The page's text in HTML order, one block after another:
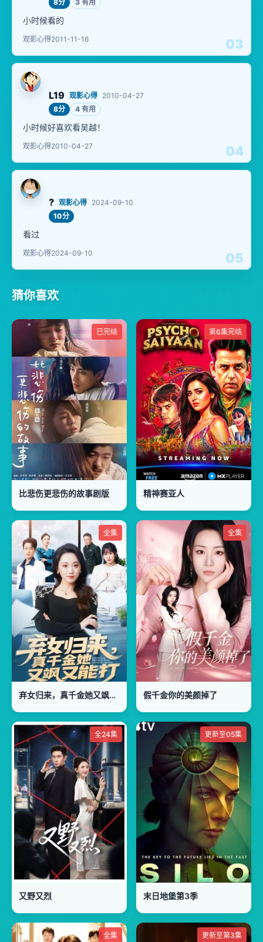
03
8分 3 有用
小时候看的
观影心得2011-11-16
04
L19 观影心得 2010-04-27
8分
4 有用
小时候好喜欢看吴越！
观影心得2010-04-27
05
? 观影心得 2024-09-10
10分
看过
观影心得2024-09-10
猜你喜欢
已完结
比悲伤更悲伤的故事剧版
第6集完结
精神赛亚人
全集
弃女归来，真千金她又飒又能打
全集
假千金你的美颜掉了
全24集
又野又烈​
更新至05集
末日地堡第3季
全集 更新至第3集